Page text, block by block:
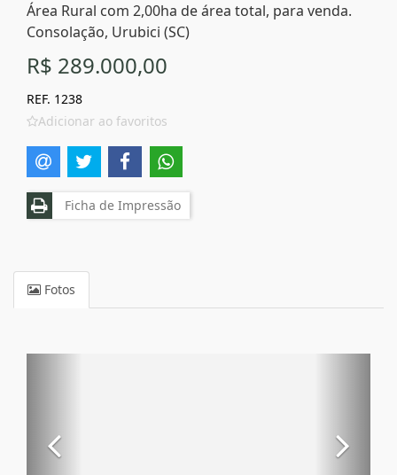
Área Rural com 2,00ha de área total, para venda.
Consolação, Urubici (SC)
R$ 289.000,00
REF. 1238
Adicionar ao favoritos
Ficha de Impressão
Fotos